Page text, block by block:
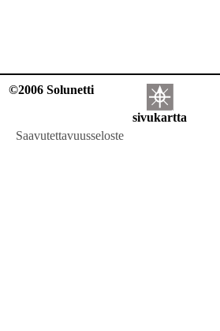
©2006 Solunetti
sivukartta
Saavutettavuusseloste